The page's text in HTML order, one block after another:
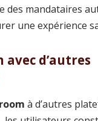
des mandataires
une expérience
avec d’autres
à d’autres